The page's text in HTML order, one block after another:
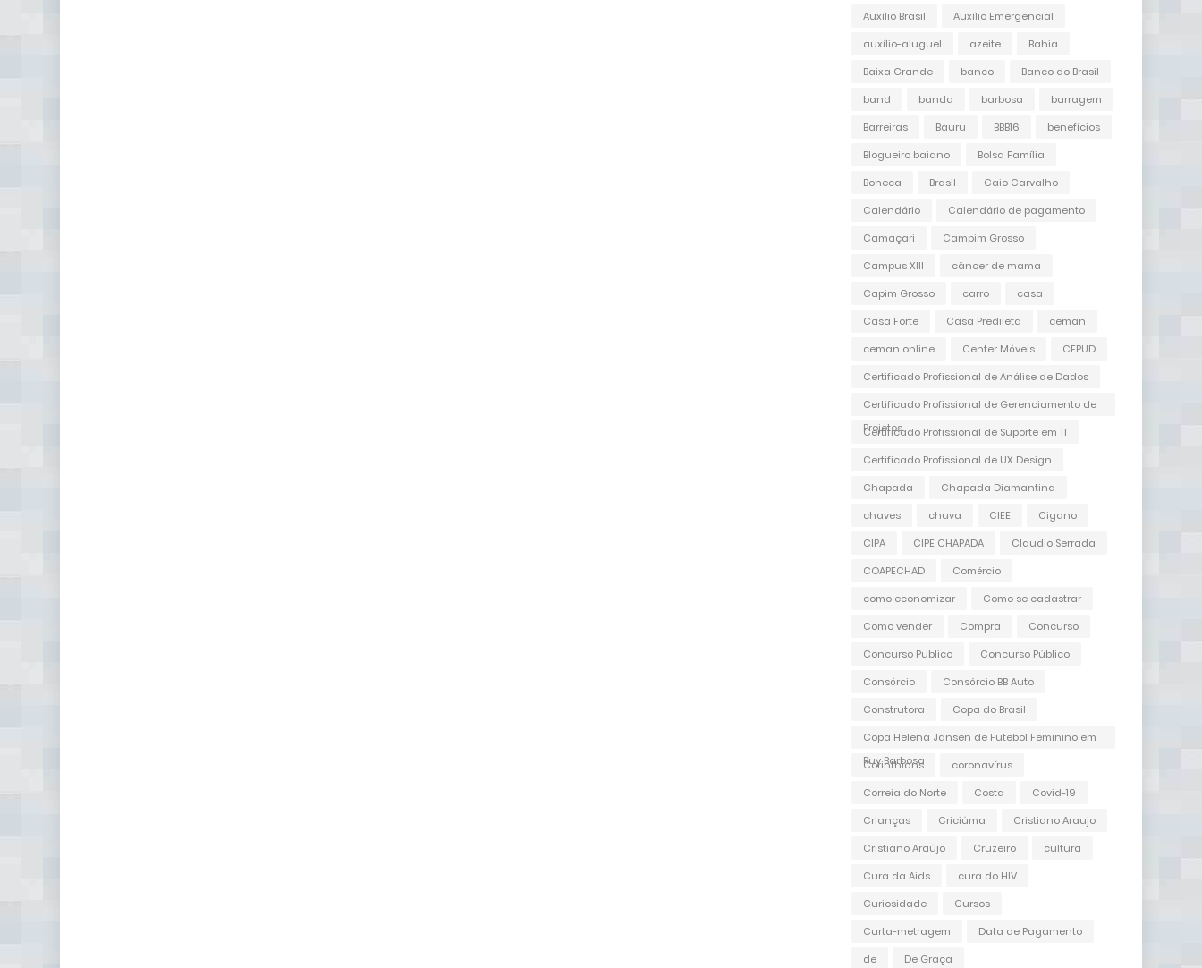
Auxílio Brasil
Auxílio Emergencial
auxílio-aluguel
azeite
Bahia
Baixa Grande
banco
Banco do Brasil
band
banda barbosa
barragem
Barreiras
Bauru BBB16
benefícios
Blogueiro baiano
Bolsa Família
Boneca
Brasil
Caio Carvalho
Calendário
Calendário de pagamento
Camaçari
Campim Grosso
Campus XIII
câncer de mama
Capim Grosso
carro
casa
Casa Forte
Casa Predileta
ceman
ceman online
Center Móveis
CEPUD
Certificado Profissional de Análise de Dados
Certificado Profissional de Gerenciamento de
Projetos
Certificado Profissional de Suporte em TI
Certificado Profissional de UX Design
Chapada
Chapada Diamantina
chaves
chuva CIEE
Cigano
CIPA
CIPE CHAPADA
Claudio Serrada
COAPECHAD
Comércio
como economizar
Como se cadastrar
Como vender
Compra
Concurso
Concurso Publico
Concurso Público
Consórcio
Consórcio BB Auto
Construtora
Copa do Brasil
Copa Helena Jansen de Futebol Feminino em
Ruy Barbosa
Corinthians
coronavírus
Correia do Norte
Costa
Covid-19
Crianças
Criciúma
Cristiano Araujo
Cristiano Araújo
Cruzeiro
cultura
Cura da Aids
cura do HIV
Curiosidade
Cursos
Curta-metragem
Data de Pagamento
de
De Graça